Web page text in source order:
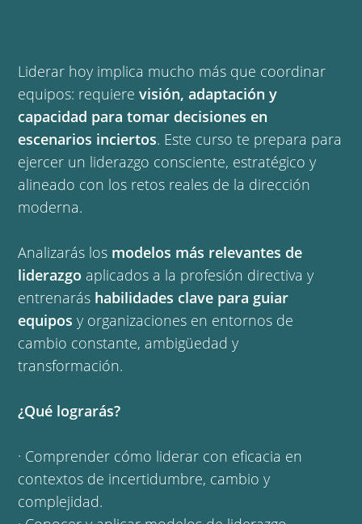
Liderar hoy implica mucho más que coordinar
equipos: requierevisión, adaptación y
capacidad para tomar decisiones en
escenarios inciertos. Este curso te prepara para
ejercer un liderazgo consciente, estratégico y
alineado con los retos reales de la dirección
moderna.
Analizarás los modelos más relevantes de
liderazgo aplicados a la profesión directiva y
entrenarás habilidades clave para guiar
equipos y organizaciones en entornos de
cambio constante, ambigüedad y
transformación.
¿Qué lograrás?
· Comprender cómo liderar con eficacia en
contextos de incertidumbre, cambio y
complejidad.